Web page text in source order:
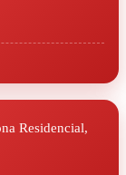
Residencial,